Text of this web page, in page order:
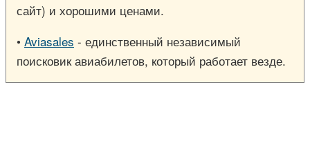
сайт) и хорошими ценами.
• Aviasales - единственный независимый
поисковик авиабилетов, который работает везде.